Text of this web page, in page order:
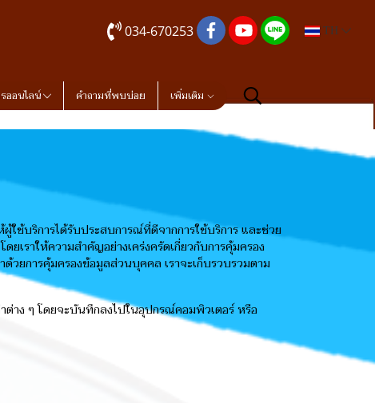
034-670253 TH
ออนไลน์ คำถามที่พบบ่อย เพิ่มเติม
ใช้บริการได้รับประสบการณ์ที่ดีจากการใช้บริการ และช่วย
เราให้ความสำคัญอย่างเคร่งครัดเกี่ยวกับการคุ้มครอง
ยการคุ้มครองข้อมูลส่วนบุคคล เราจะเก็บรวบรวมตาม
ต่าง ๆ โดยจะบันทึกลงไปในอุปกรณ์คอมพิวเตอร์ หรือ